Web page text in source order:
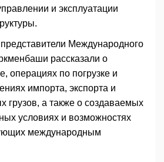
и эксплуатации
Международного
рассказали о
операциях по погрузке и
импорта, экспорта и
грузов, а также о создаваемых
условиях и возможностях
международным